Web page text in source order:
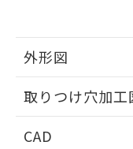
外形図
取りつけ穴加工
CAD
指しま
51物質の非
※本証明書は
るもので、
ものではあり
また、